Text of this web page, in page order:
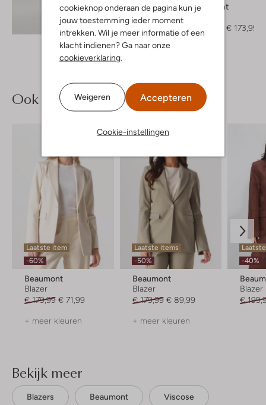
cookieknop onderaan de pagina kun je
jouw toestemming ieder moment
intrekken. Wil je meer informatie of een
klacht indienen? Ga naar onze
cookieverklaring
Weigeren Accepteren
Cookie-instellingen
Ontdek de look
Beaumont
€ 173,99
Ook iets voor jou?
Laatste item
-60%
Beaumont
Blazer
€ 179,99 € 71,99
+ meer kleuren
Laatste items
-50%
Beaumont
Blazer
€ 179,99 € 89,99
+ meer kleuren
-40%
Blazer
€
Bekijk meer
Blazers Beaumont Viscose